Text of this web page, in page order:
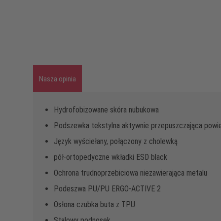
Nasza opinia
Hydrofobizowane skóra nubukowa
Podszewka tekstylna aktywnie przepuszczająca
Język wyściełany, połączony z cholewką
pół-ortopedyczne wkładki ESD black
Ochrona trudnoprzebiciowa niezawierająca metalu
Podeszwa PU/PU ERGO-ACTIVE 2
Osłona czubka buta z TPU